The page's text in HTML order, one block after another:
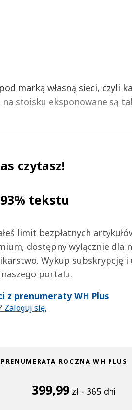
marką własną sieci, czyli
stoisku eksponowane są
czytasz!
93% tekstu
limit bezpłatnych
dostępny wyłącznie dla
Wykup subskrypcję i
portalu.
z prenumeraty WH Plus
Zaloguj się.
PRENUMERATA ROCZNA WH PLUS
399,99 zł - 365 dni